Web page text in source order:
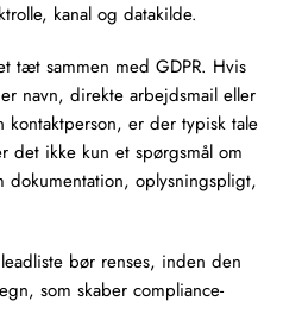
kanal og datakilde.
tæt sammen med GDPR. Hvis
navn, direkte arbejdsmail eller
er der typisk tale
det ikke kun et spørgsmål om
dokumentation, oplysningspligt,
bør renses, inden den
som skaber compliance-